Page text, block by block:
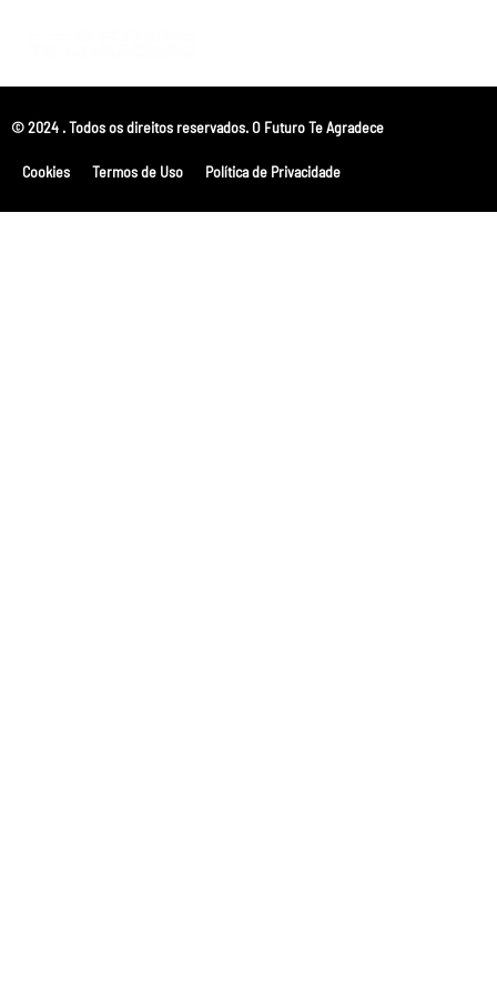
© 2024 . Todos os direitos reservados. O Futuro Te Agradece
Cookies Termos de Uso Política de Privacidade